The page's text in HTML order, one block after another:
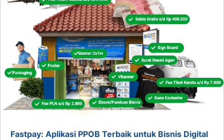
Fastpay: Aplikasi PPOB Terbaik untuk Bisnis Digital